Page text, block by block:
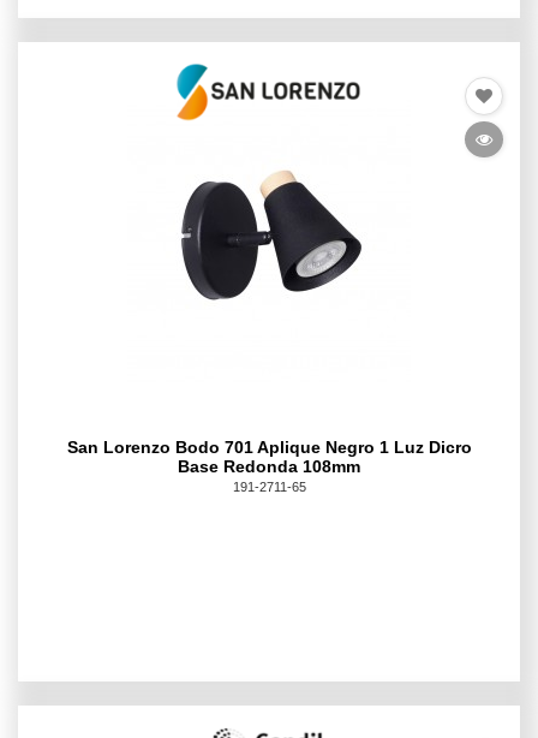
San Lorenzo Bodo 701 Aplique Negro 1 Luz Dicro
Base Redonda 108mm
191-2711-65